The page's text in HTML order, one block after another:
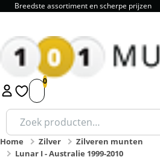
Breedste assortiment en scherpe prijzen
1 2 3 4 5 9.8
Zoeken
naar:
Home Zilver
Zilveren munten
Lunar I - Australie 1999-2010